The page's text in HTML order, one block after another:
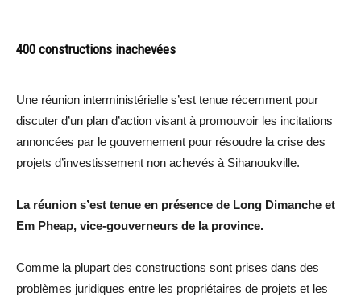
400 constructions inachevées
Une réunion interministérielle s’est tenue récemment pour
discuter d’un plan d’action visant à promouvoir les incitations
annoncées par le gouvernement pour résoudre la crise des
projets d’investissement non achevés à Sihanoukville.
La réunion s’est tenue en présence de Long Dimanche et
Em Pheap, vice-gouverneurs de la province.
Comme la plupart des constructions sont prises dans des
problèmes juridiques entre les propriétaires de projets et les